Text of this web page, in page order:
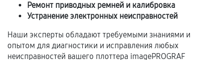
Обращение после окончания гарантийного
срока.
Программные сбои, если это не указано в
отдельных условиях.
Ремонт приводных ремней и калибровка
Устранение электронных неисправностей
Наши эксперты обладают требуемыми знаниями и
опытом для диагностики и исправления любых
неисправностей вашего плоттера imagePROGRAF